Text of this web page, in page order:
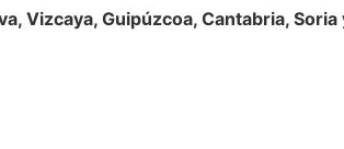
Vizcaya, Guipúzcoa, Cantabria,